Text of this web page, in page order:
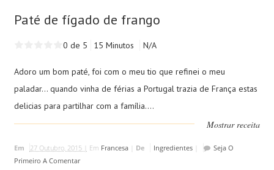
Paté de fígado de frango
0 de 5 15 Minutos N/A
Adoro um bom paté, foi com o meu tio que refinei o meu
paladar... quando vinha de férias a Portugal trazia de França estas
delicias para partilhar com a família....
Mostrar receita
Em 27 Outubro, 2015 | Em Francesa| De Ingredientes|
Seja O
Primeiro A Comentar